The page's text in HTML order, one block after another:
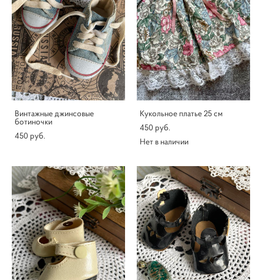
Винтажные джинсовые
ботиночки
450 pуб.
Кукольное платье 25 см
450 pуб.
Нет в наличии